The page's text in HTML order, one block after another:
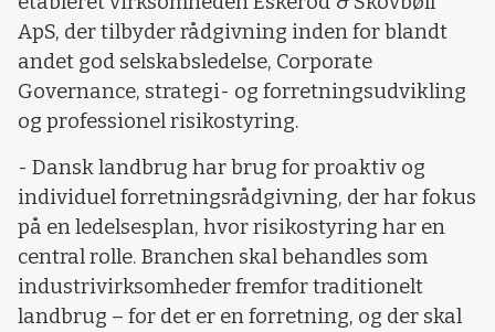
ApS, der tilbyder rådgivning inden for blandt
andet god selskabsledelse, Corporate
Governance, strategi- og forretningsudvikling
og professionel risikostyring.
- Dansk landbrug har brug for proaktiv og
individuel forretningsrådgivning, der har fokus
på en ledelsesplan, hvor risikostyring har en
central rolle. Branchen skal behandles som
industrivirksomheder fremfor traditionelt
landbrug – for det er en forretning, og der skal